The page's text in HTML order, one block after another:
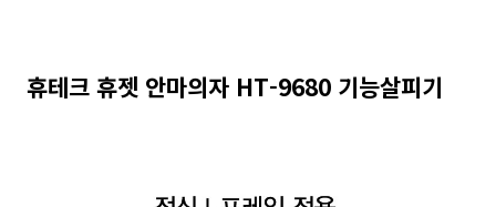
휴테크 휴젯 안마의자 HT-9680 기능살피기